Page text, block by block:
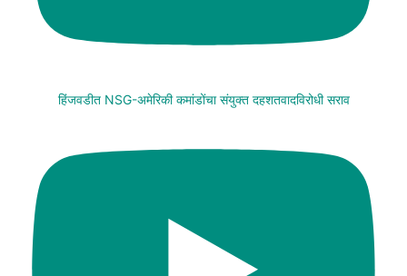
हिंजवडीत NSG-अमेरिकी कमांडोंचा संयुक्त दहशतवादविरोधी सराव